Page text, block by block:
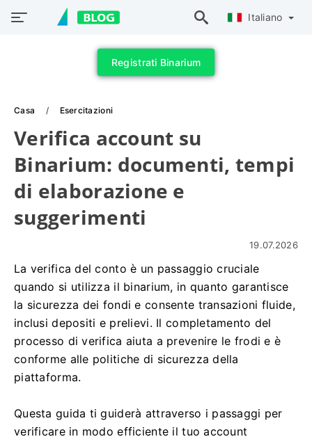
Italiano
Registrati Binarium
Casa Esercitazioni
Verifica account su
Binarium: documenti, tempi
di elaborazione e
suggerimenti
19.07.2026
La verifica del conto è un passaggio cruciale
quando si utilizza il binarium, in quanto garantisce
la sicurezza dei fondi e consente transazioni fluide,
inclusi depositi e prelievi. Il completamento del
processo di verifica aiuta a prevenire le frodi e è
conforme alle politiche di sicurezza della
piattaforma.
Questa guida ti guiderà attraverso i passaggi per
verificare in modo efficiente il tuo account